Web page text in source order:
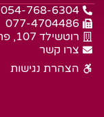
054-768-6304
077-4704486
רוטשילד 107, פתח תקווה
צרו קשר
הצהרת נגישות